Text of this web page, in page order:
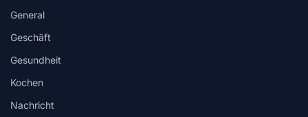
General
Geschäft
Gesundheit
Kochen
Nachricht